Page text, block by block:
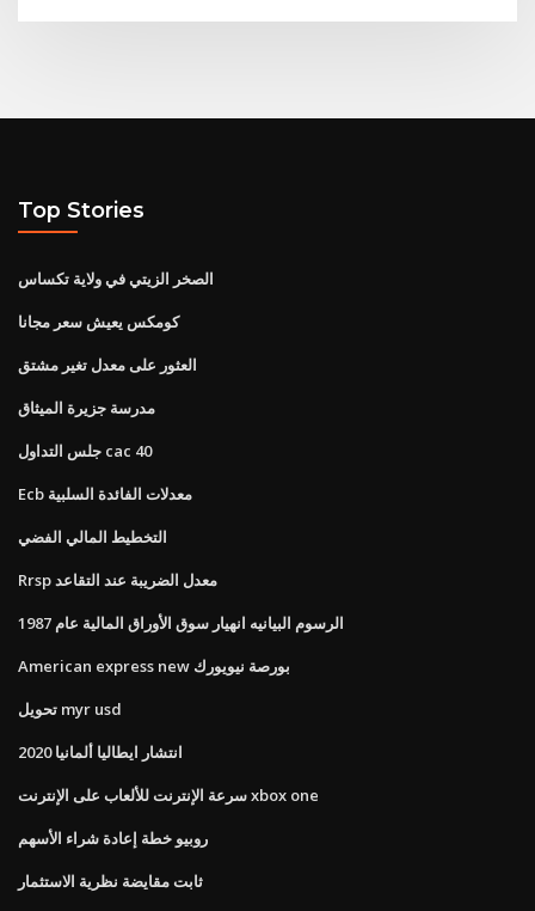
Top Stories
الصخر الزيتي في ولاية تكساس
كومكس يعيش سعر مجانا
العثور على معدل تغير مشتق
مدرسة جزيرة الميثاق
جلس التداول cac 40
Ecb معدلات الفائدة السلبية
التخطيط المالي الفضي
Rrsp معدل الضريبة عند التقاعد
الرسوم البيانيه انهيار سوق الأوراق المالية عام 1987
American express new بورصة نيويورك
تحويل myr usd
انتشار ايطاليا ألمانيا 2020
سرعة الإنترنت للألعاب على الإنترنت xbox one
روبيو خطة إعادة شراء الأسهم
ثابت مقايضة نظرية الاستثمار